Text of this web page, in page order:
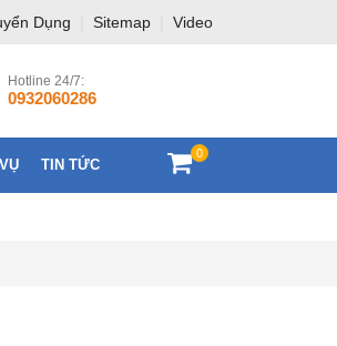
Dụng Sitemap Video
Hotline 24/7:
0932060286
0
TIN TỨC